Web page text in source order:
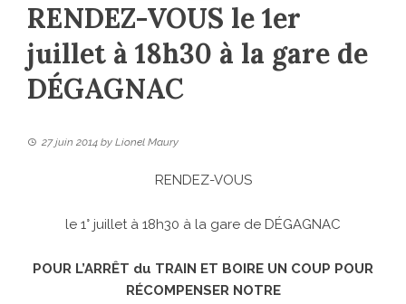
RENDEZ-VOUS le 1er
juillet à 18h30 à la gare de
DÉGAGNAC
27 juin 2014 by Lionel Maury
RENDEZ-VOUS
le 1° juillet à 18h30 à la gare de DÉGAGNAC
POUR L’ARRÊT du TRAIN ET BOIRE UN COUP POUR
RÉCOMPENSER NOTRE